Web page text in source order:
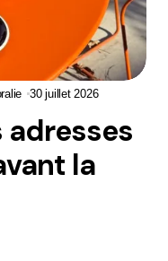
30 juillet 2026
adresses
la